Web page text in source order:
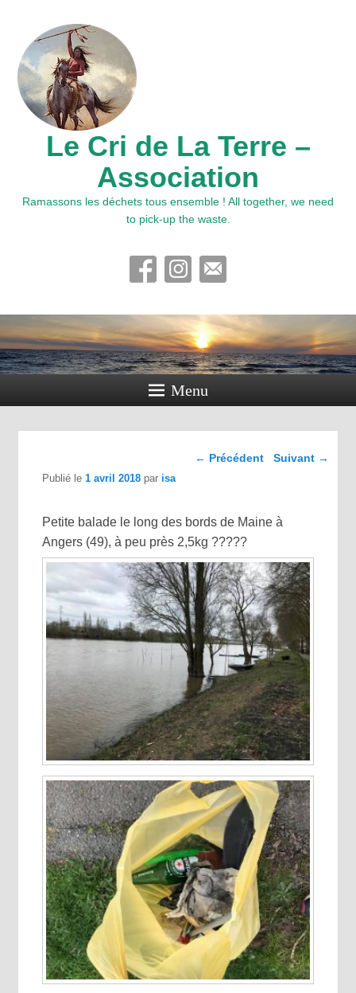
Le Cri de La Terre –
Association
Ramassons les déchets tous ensemble ! All together, we need
to pick-up the waste.
Menu
Navigation dans les
← Précédent Suivant →
Publié le1 avril 2018 par isa
Petite balade le long des bords de Maine à
Angers (49), à peu près 2,5kg?????